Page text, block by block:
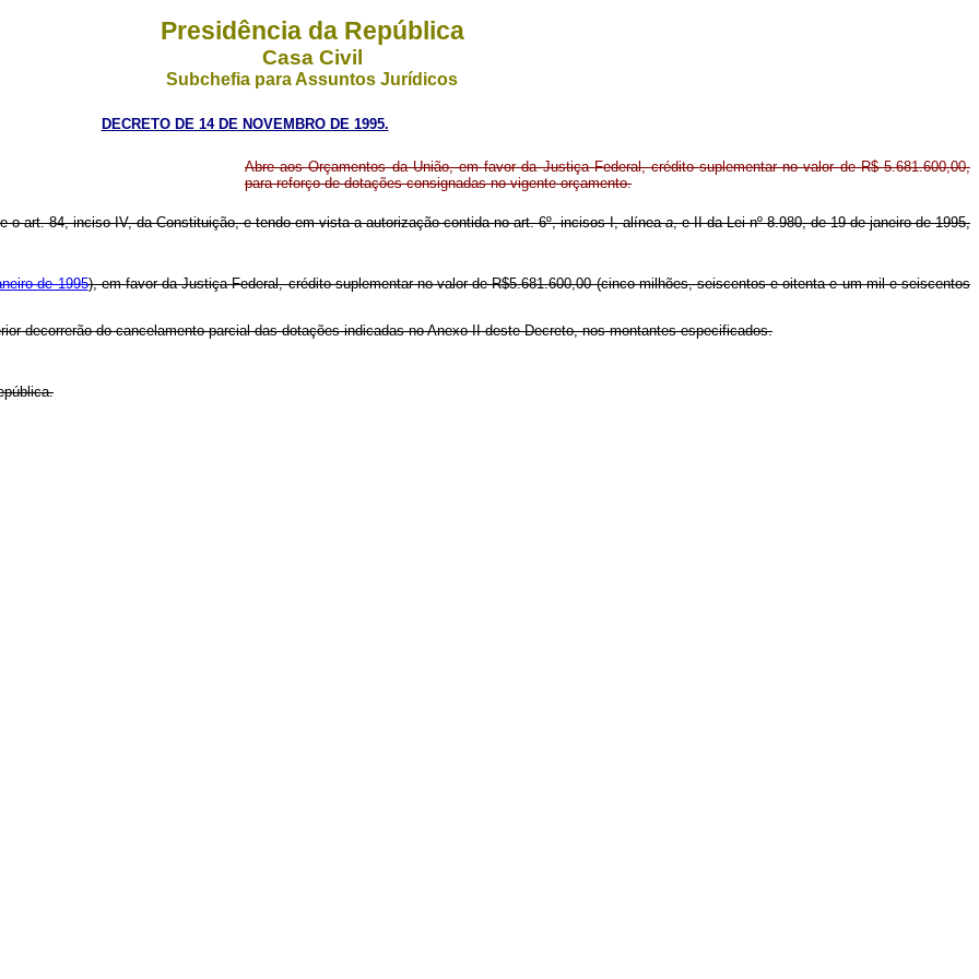
Presidência da República
Casa Civil
Subchefia para Assuntos Jurídicos
DECRETO DE 14 DE NOVEMBRO DE 1995.
Abre aos Orçamentos da União, em favor da Justiça Federal, crédito suplementar no valor de R$ 5.681.600,00,
para reforço de dotações consignadas no vigente orçamento.
o art. 84, inciso IV, da Constituição, e tendo em vista a autorização contida no art. 6º, incisos I, alíneaa, e II da Lei nº 8.980, de 19 de janeiro de 1995,
de 1995), em favor da Justiça Federal, crédito suplementar no valor de R$5.681.600,00 (cinco milhões, seiscentos e oitenta e um mil e seiscentos
decorrerão do cancelamento parcial das dotações indicadas no Anexo II deste Decreto, nos montantes especificados.